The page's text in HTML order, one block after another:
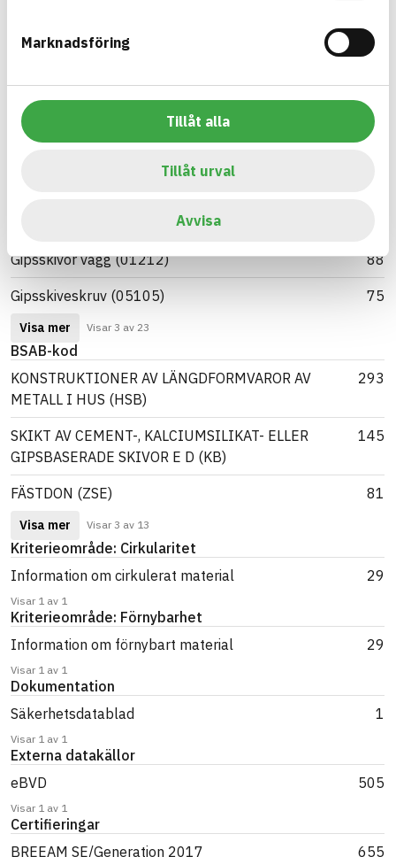
Marknadsföring
Tillåt alla
Tillåt urval
Avvisa
Varumärke
Glasroc 29
Ergofast 14
Tunnplåtsprofiler (01511)
Gipsskivor vägg (01212) 88
Gipsskiveskruv (05105) 75
Visa mer Visar 3 av 23
BSAB-kod
KONSTRUKTIONER AV LÄNGDFORMVAROR AV
METALL I HUS (HSB)
293
SKIKT AV CEMENT-, KALCIUMSILIKAT- ELLER
GIPSBASERADE SKIVOR E D (KB)
145
FÄSTDON (ZSE) 81
Visa mer Visar 3 av 13
Kriterieområde: Cirkularitet
Information om cirkulerat material
29
Visar 1 av 1
Kriterieområde: Förnybarhet
Information om förnybart material
29
Visar 1 av 1
Dokumentation
Säkerhetsdatablad
1
Visar 1 av 1
Externa datakällor
eBVD
505
Visar 1 av 1
Certifieringar
BREEAM SE/Generation 2017
655